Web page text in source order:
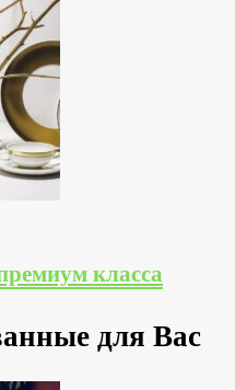
класса
для Вас